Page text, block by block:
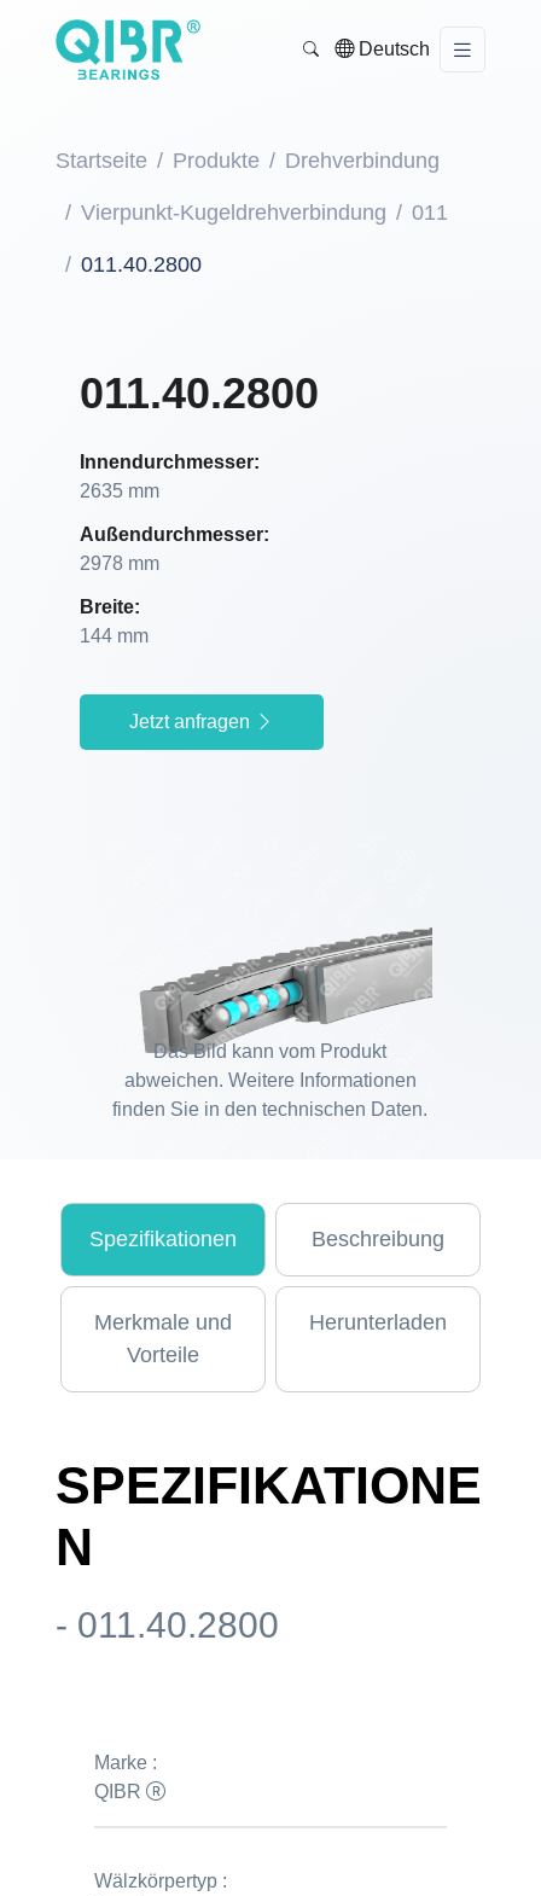
Deutsch
Startseite Produkte Drehverbindung
Vierpunkt-Kugeldrehverbindung 011
011.40.2800
011.40.2800
Innendurchmesser:
2635 mm
Außendurchmesser:
2978 mm
Breite:
144 mm
Jetzt anfragen
Das Bild kann vom Produkt
abweichen. Weitere Informationen
finden Sie in den technischen Daten.
Spezifikationen Beschreibung
Merkmale und
Vorteile
Herunterladen
SPEZIFIKATIONE
N
- 011.40.2800
Marke :
QIBR
Wälzkörpertyp :